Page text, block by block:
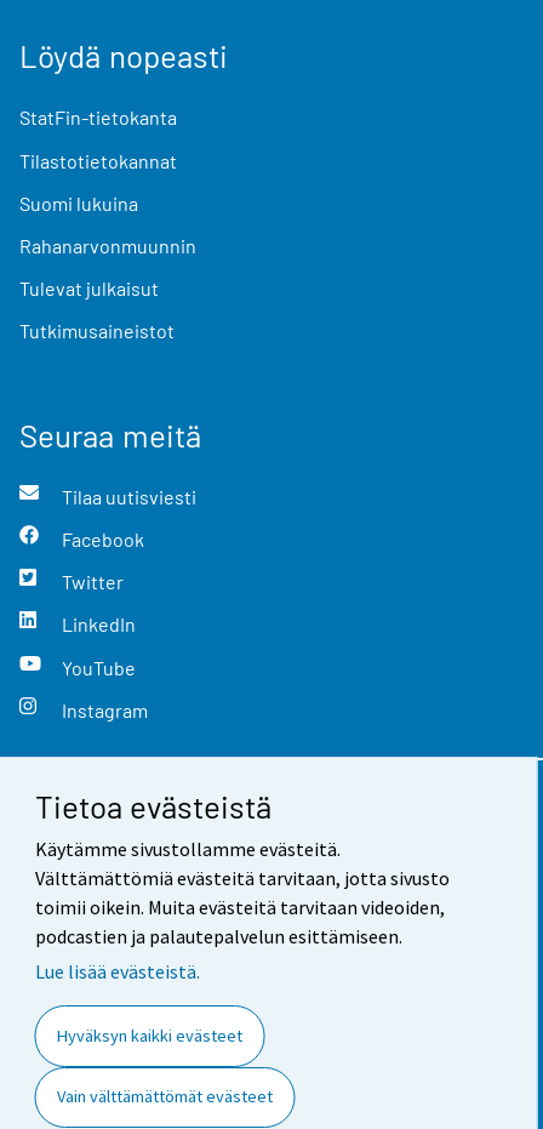
Tietoa evästeistä
Käytämme sivustollamme evästeitä.
Välttämättömiä evästeitä tarvitaan, jotta sivusto
toimii oikein. Muita evästeitä tarvitaan videoiden,
podcastien ja palautepalvelun esittämiseen.
Lue lisää evästeistä.
Hyväksyn kaikki evästeet
Vain välttämättömät evästeet
Löydä nopeasti
StatFin-tietokanta
Tilastotietokannat
Suomi lukuina
Rahanarvonmuunnin
Tulevat julkaisut
Tutkimusaineistot
Seuraa meitä
Tilaa uutisviesti
Facebook
Twitter
LinkedIn
YouTube
Instagram
Yhteystiedot
Palaute
Käyttöehdot
Saavutettavuus
Tietoa sivustosta
Evästeasetukset